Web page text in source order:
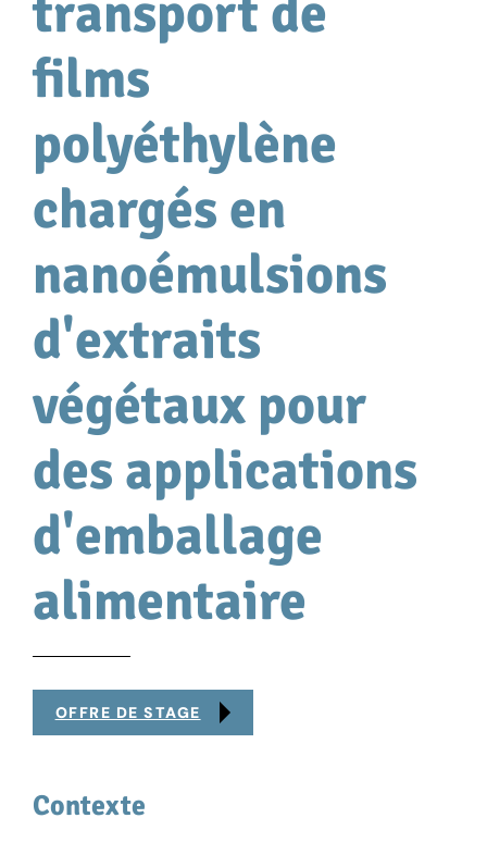
transport de
films
polyéthylène
chargés en
nanoémulsions
d'extraits
végétaux pour
des applications
d'emballage
alimentaire
OFFRE DE STAGE
Contexte